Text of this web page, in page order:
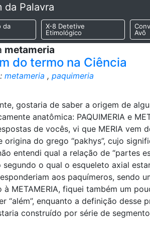
da Palavra
da
X-8 Detetive
Etimológico
Avô
metameria
do termo na Ciência
metameria , paquimeria
gostaria de saber a origem de
anatômica: PAQUIMERIA e
de vocês, vi que MERIA vem
origina do grego “pakhys”, cujo
entendi qual a relação de “partes
segundo o qual o esqueleto axial
aos paquímeros, sendo
à METAMERIA, fiquei também um
“além”, enquanto a definição
construído por série de